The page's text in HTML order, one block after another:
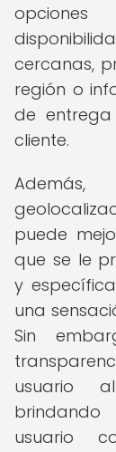
cercanas,
región o
de
cliente.
puede
que se le
y
una
Sin
usuario
usuario